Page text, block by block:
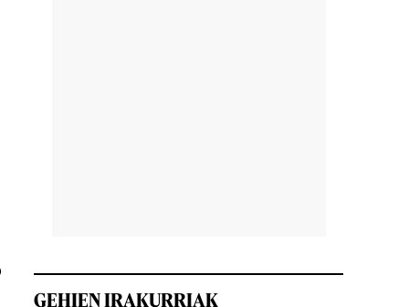
GEHIEN IRAKURRIAK